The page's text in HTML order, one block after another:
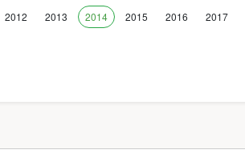
2012 2013 2014 2015 2016 2017